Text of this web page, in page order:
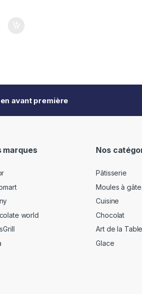
avant première
marques
world
Nos
Pâtisserie
Moules à
Cuisine
Chocolat
Art de la
Glace